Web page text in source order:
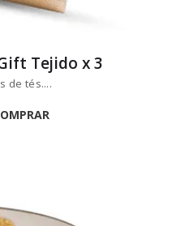
Tejido x 3
de tés....